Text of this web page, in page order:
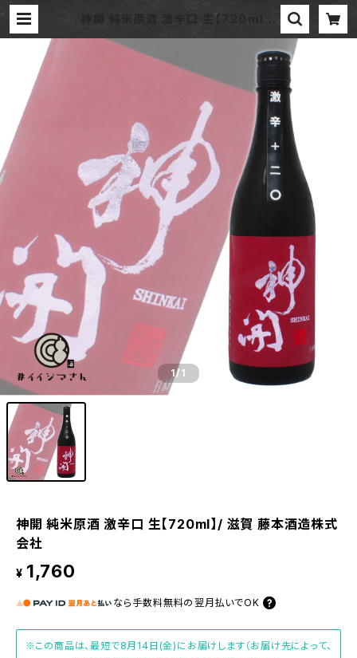
神開 純米原酒 激辛口 生【720ml】/
1/1
神開 純米原酒 激辛口 生【720ml】/ 滋賀 藤本酒造株式
会社
¥ 1,760
なら 手数料無料の 翌月払いでOK
※この商品は、最短で8月14日(金)にお届けします（お届け先によって、